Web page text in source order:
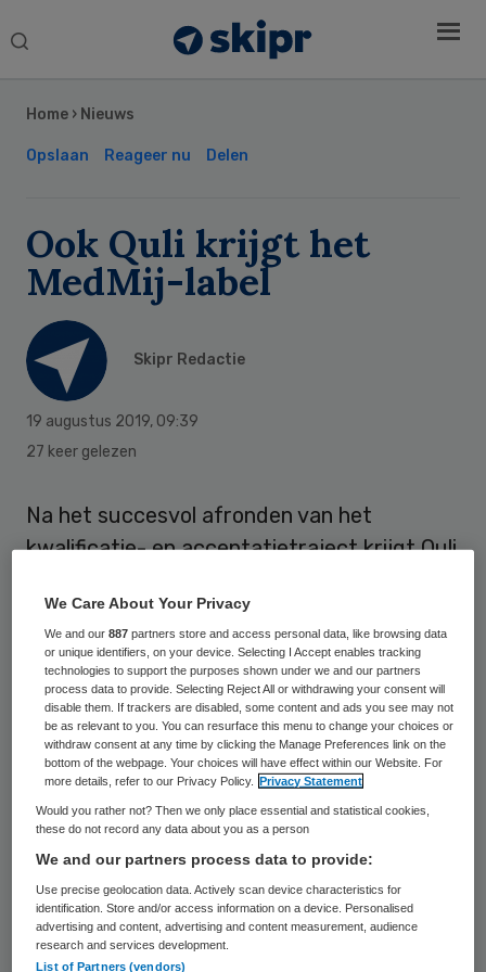
Search
Home › Nieuws
Opslaan Reageer nu Delen
Ook Quli krijgt het
MedMij-label
Skipr Redactie
19 augustus 2019, 09:39
27 keer gelezen
Na het succesvol afronden van het
kwalificatie- en acceptatietraject krijgt Quli
kregen Dimpy, ivido, Selfcare en Medsafe
het MedMij-label.
EenMedMij-labelbetekent dat het PGO
voldoet aan alle afspraken over uitwisseling
van gegevens die zijn vastgelegd in het
MedMij Afsprakenstelsel. Zorggebruikers
krijgen hierdoor meer regie over hun
gezondheid. Medio 2020 moeten iedereen
kunnen beschikken over een elektronisch
afschrift van hun eigen medische
gegevens. Wanneer men kiest voor een PGO
Sidebar
We Care About Your Privacy
We and our887 partners store and access personal data, like browsing data
or unique identifiers, on your device. Selecting I Accept enables tracking
technologies to support the purposes shown under we and our partners
process data to provide. Selecting Reject All or withdrawing your consent will
disable them. If trackers are disabled, some content and ads you see may not
be as relevant to you. You can resurface this menu to change your choices or
withdraw consent at any time by clicking the Manage Preferences link on the
bottom of the webpage. Your choices will have effect within our Website. For
more details, refer to our Privacy Policy.
Privacy Statement
Would you rather not? Then we only place essential and statistical cookies,
these do not record any data about you as a person
We and our partners process data to provide:
Use precise geolocation data. Actively scan device characteristics for
identification. Store and/or access information on a device. Personalised
advertising and content, advertising and content measurement, audience
research and services development.
List of Partners (vendors)